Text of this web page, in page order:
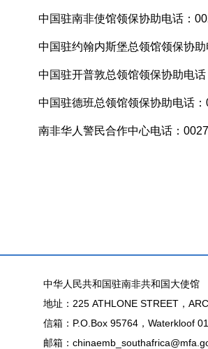
中国驻南非使馆领保协助电话：
中国驻约翰内斯堡总领馆领保协
中国驻开普敦总领馆领保协助电
中国驻德班总领馆领保协助电话
南非华人警民合作中心电话：
中华人民共和国驻南非共和国大使馆
地址：225 ATHLONE STREET，
信箱：P.O.Box 95764，Waterkloof
邮箱：